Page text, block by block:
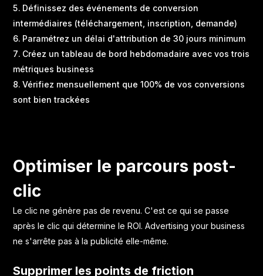
Définissez des événements de conversion
intermédiaires (téléchargement, inscription, demande)
Paramétrez un délai d'attribution de 30 jours minimum
Créez un tableau de bord hebdomadaire avec vos trois
métriques business
Vérifiez mensuellement que 100% de vos conversions
sont bien trackées
Optimiser le parcours post-
clic
Le clic ne génère pas de revenu. C'est ce qui se passe
après le clic qui détermine le ROI. Advertising your business
ne s'arrête pas à la publicité elle-même.
Supprimer les points de friction